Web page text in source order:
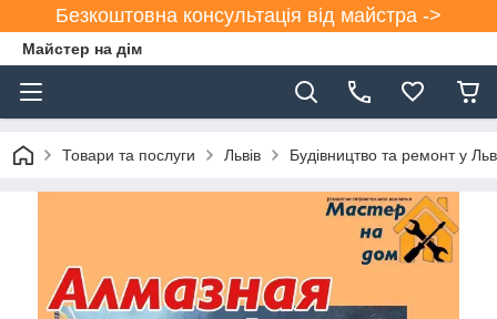
Безкоштовна консультація від майстра ->
Майстер на дім
Товари та послуги Львів Будівництво та ремонт у